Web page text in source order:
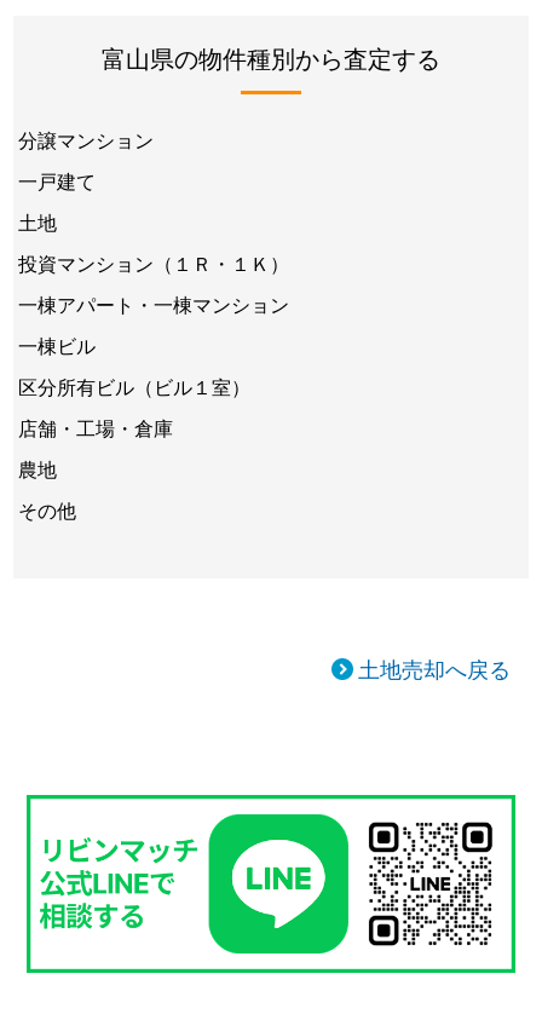
富山県の物件種別から査定する
分譲マンション
一戸建て
土地
投資マンション（１Ｒ・１Ｋ）
一棟アパート・一棟マンション
一棟ビル
区分所有ビル（ビル１室）
店舗・工場・倉庫
農地
その他
土地売却へ戻る